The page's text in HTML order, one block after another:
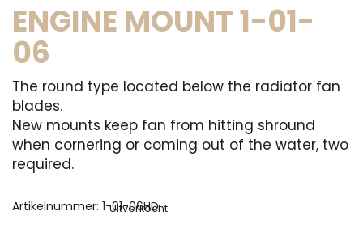
ENGINE MOUNT 1-01-
06
The round type located below the radiator fan
blades.
New mounts keep fan from hitting shround
when cornering or coming out of the water, two
required.
Uitverkocht
Artikelnummer: 1-01-06HD